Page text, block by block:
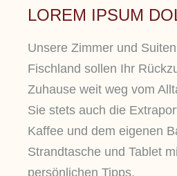
LOREM IPSUM
Unsere Zimmer und
Fischland sollen Ihr
Zuhause weit weg vom
Sie stets auch die
Kaffee und dem eigenen
Strandtasche und Tablet
persönlichen Tipps.